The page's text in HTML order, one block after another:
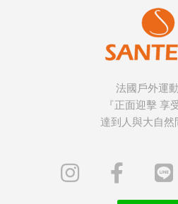
法國戶外運
『正面迎擊 享
達到人與大自然